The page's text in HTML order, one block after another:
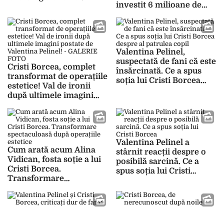
investit 6 milioane de
lovitura!
Cristi Borcea, complet
transformat de operațiile
estetice! Val de ironii
după ultimele imagini
Pelinel! – GALERIE FOTO
Valentina Pelinel,
suspectată de fani că este
însărcinată. Ce a spus
soția lui Cristi Borcea
Cum arată acum Alina
Vidican, fosta soție a lui
Cristi Borcea.
Transformare
operațiile estetice
Valentina Pelinel a
stârnit reacții despre o
posibilă sarcină. Ce a
spus soția lui Cristi